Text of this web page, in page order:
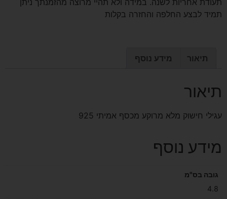
תמיד לבצע החלפה והחזרה בקלות
תיאור מידע נוסף
תיאור
עגילי חישוק מלא מרוקע מכסף אמיתי 925
מידע נוסף
גובה בס"מ
4.8